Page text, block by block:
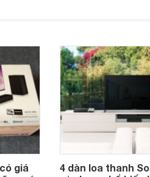
5
để sở
loa soundbar bình
tốt nhất hiện nay?
giá
4 dàn loa thanh